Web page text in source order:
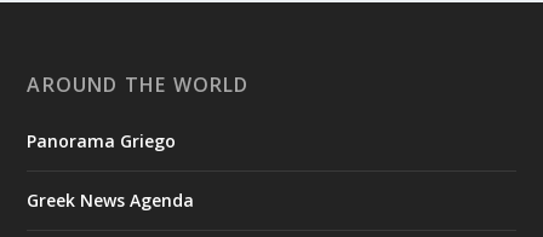
AROUND THE WORLD
Panorama Griego
Greek News Agenda